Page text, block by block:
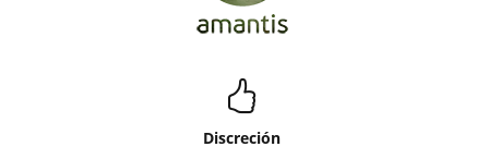
Discreción